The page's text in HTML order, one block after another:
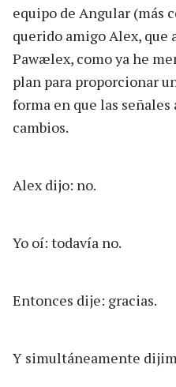
equipo de Angular (más
querido amigo Alex, que
Pawælex, como ya he
plan para proporcionar
forma en que las
cambios.
Alex dijo: no.
Yo oí: todavía no.
Entonces dije: gracias.
Y simultáneamente